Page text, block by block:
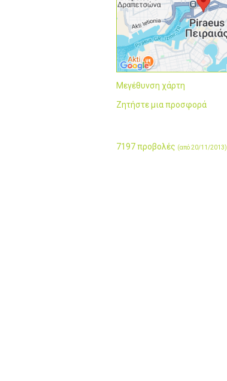
Μεγέθυνση χάρτη
Ζητήστε μια προσφορά
7197 προβολές (από 20/11/2013)